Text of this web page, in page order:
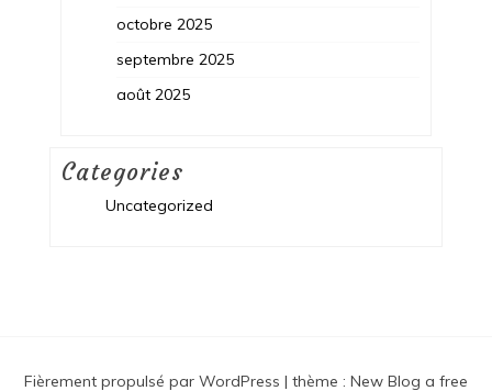
octobre 2025
septembre 2025
août 2025
Categories
Uncategorized
Fièrement propulsé par WordPress | thème : New Blog a free